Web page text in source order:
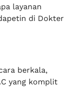
layanan
di Dokter
berkala,
yang komplit